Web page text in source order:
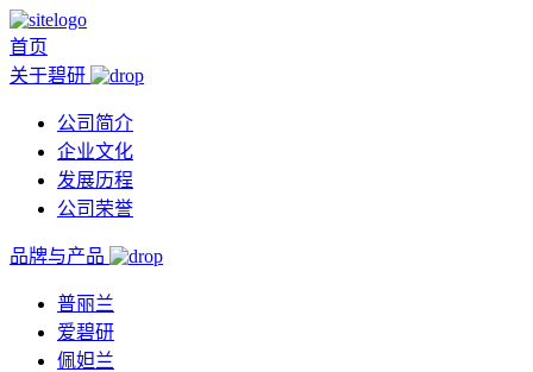
首页
关于碧研
公司简介
企业文化
发展历程
公司荣誉
品牌与产品
普丽兰
爱碧研
佩妲兰